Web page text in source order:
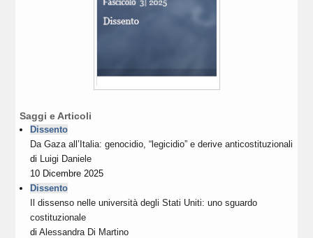
Saggi e Articoli
Dissento
Da Gaza all’Italia: genocidio, “legicidio” e derive anticostituzionali
di Luigi Daniele
10 Dicembre 2025
Dissento
Il dissenso nelle università degli Stati Uniti: uno sguardo
costituzionale
diAlessandra Di Martino